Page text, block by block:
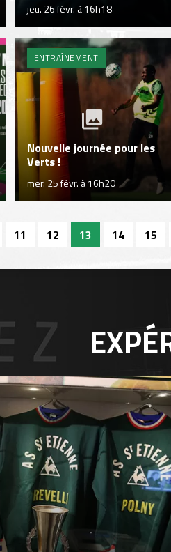
jeu. 26 févr. à 16h18
ENTRAÎNEMENT
Nouvelle journée pour les
Verts !
mer. 25 févr. à 16h20
11 12 13 14 15